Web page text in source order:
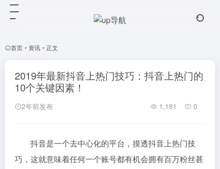
首页 • 资讯 • 正文
2019年最新抖音上热门技巧：抖音上热门的
10个关键因素！
2年前发布 1,181 0
抖音是一个去中心化的平台，摸透抖音上热门技
巧，这就意味着任何一个账号都有机会拥有百万粉丝甚